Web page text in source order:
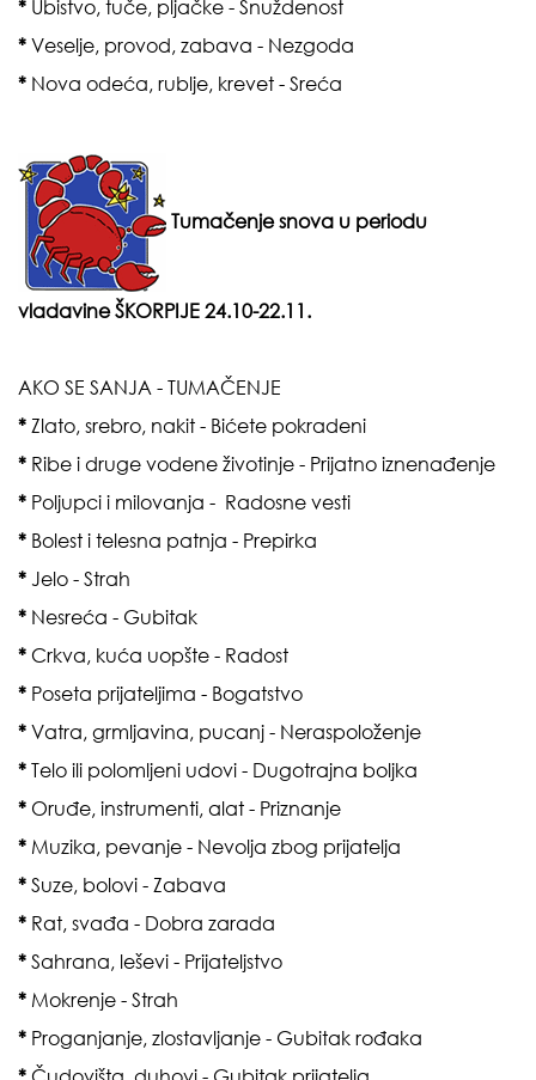
* Ubistvo, tuče, pljačke - Snuždenost
* Veselje, provod, zabava - Nezgoda
* Nova odeća, rublje, krevet - Sreća
Tumačenje snova u periodu
vladavineŠKORPIJE 24.10-22.11.
AKO SE SANJA - TUMAČENJE
* Zlato, srebro, nakit - Bićete pokradeni
* Ribe i druge vodene životinje - Prijatno iznenađenje
* Poljupci i milovanja - Radosne vesti
* Bolest i telesna patnja - Prepirka
* Jelo - Strah
* Nesreća - Gubitak
* Crkva, kuća uopšte - Radost
* Poseta prijateljima - Bogatstvo
* Vatra, grmljavina, pucanj - Neraspoloženje
* Telo ili polomljeni udovi - Dugotrajna boljka
* Oruđe, instrumenti, alat - Priznanje
* Muzika, pevanje - Nevolja zbog prijatelja
* Suze, bolovi - Zabava
* Rat, svađa - Dobra zarada
* Sahrana, leševi - Prijateljstvo
* Mokrenje - Strah
* Proganjanje, zlostavljanje - Gubitak rođaka